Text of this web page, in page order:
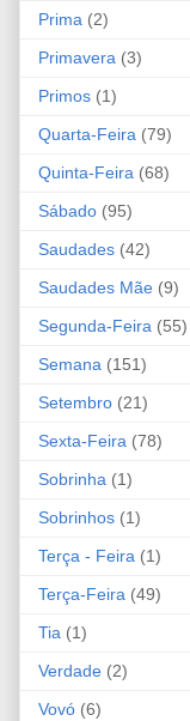
Prima (2)
Primavera (3)
Primos (1)
Quarta-Feira (79)
Quinta-Feira (68)
Sábado (95)
Saudades (42)
Saudades Mãe (9)
Segunda-Feira (55)
Semana (151)
Setembro (21)
Sexta-Feira (78)
Sobrinha (1)
Sobrinhos (1)
Terça - Feira (1)
Terça-Feira (49)
Tia (1)
Verdade (2)
Vovó (6)